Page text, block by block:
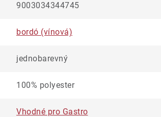
9003034344745
bordó (vínová)
jednobarevný
100% polyester
Vhodné pro Gastro